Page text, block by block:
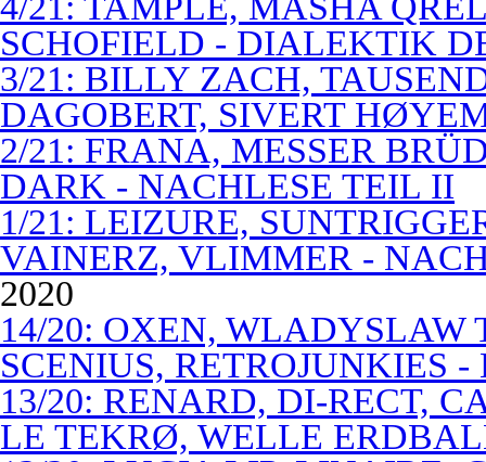
SCHOFIELD - DIALEKTIK
3/21: BILLY ZACH,
DAGOBERT, SIVERT
2/21: FRANA, MESSER
DARK - NACHLESE TEIL II
1/21: LEIZURE,
VAINERZ, VLIMMER -
2020
14/20: OXEN, WLADYSLAW
SCENIUS, RETROJUNKIES
13/20: RENARD, DI-RECT,
LE TEKRØ, WELLE